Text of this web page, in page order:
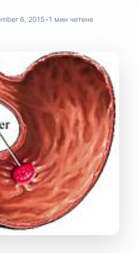
6, 2015•1 мин четене